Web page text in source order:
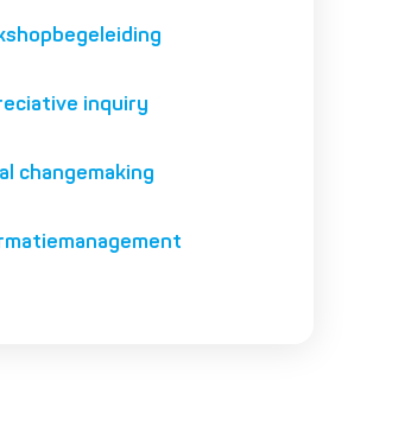
inquiry
changemaking